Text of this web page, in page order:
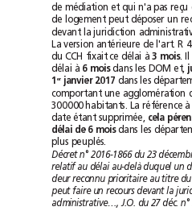
de médiation et qui n'a pas reçu
de
logement peut déposer un
devant la juridiction
La version antérieure de l'art. R
du
CCH fixait ce délai à 3 mois.
délai à 6 mois dans les DOM et,
1 er janvier 2017 dans les
c omportant une agglomération
300000
habitants. La référence à
date
étant supprimée, cela
délai de 6 mois dans les
plus peuplés.
Décret n°2016-1866 du
relatif
au délai au-delà duquel un
deur
reconnu prioritaire au titre du
peut faire un recours devant la
administrative…,
J.O. du 27 déc.